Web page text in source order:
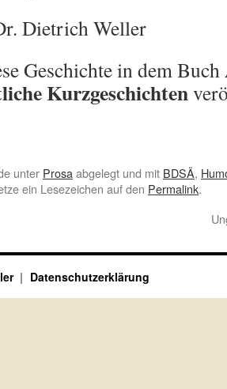
Dietrich Weller
Geschichte in dem Buch
Kurzgeschichten
unter Prosa abgelegt und mit BDSÄ,
ein Lesezeichen auf den Permalink.
Datenschutzerklärung